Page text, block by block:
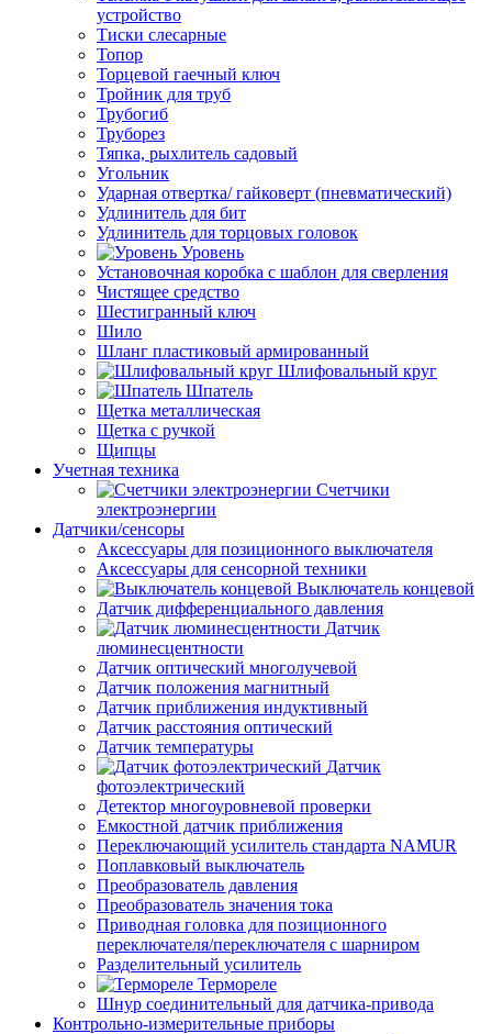
устройство
Тиски слесарные
Топор
Торцевой гаечный ключ
Тройник для труб
Трубогиб
Труборез
Тяпка, рыхлитель садовый
Угольник
Ударная отвертка/ гайковерт (пневматический)
Удлинитель для бит
Удлинитель для торцовых головок
Уровень
Установочная коробка с шаблон для сверления
Чистящее средство
Шестигранный ключ
Шило
Шланг пластиковый армированный
Шлифовальный круг
Шпатель
Щетка металлическая
Щетка с ручкой
Щипцы
Учетная техника
Счетчики
электроэнергии
Датчики/сенсоры
Аксессуары для позиционного выключателя
Аксессуары для сенсорной техники
Выключатель концевой
Датчик дифференциального давления
Датчик
люминесцентности
Датчик оптический многолучевой
Датчик положения магнитный
Датчик приближения индуктивный
Датчик расстояния оптический
Датчик температуры
Датчик
фотоэлектрический
Детектор многоуровневой проверки
Емкостной датчик приближения
Переключающий усилитель стандарта NAMUR
Поплавковый выключатель
Преобразователь давления
Преобразователь значения тока
Приводная головка для позиционного
переключателя/переключателя с шарниром
Разделительный усилитель
Термореле
Шнур соединительный для датчика-привода
Контрольно-измерительные приборы